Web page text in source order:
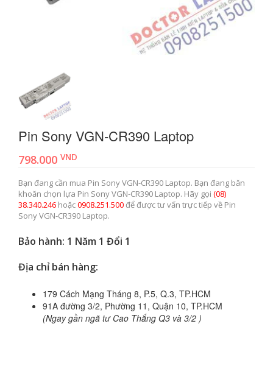
Pin Sony VGN-CR390 Laptop
798.000 VND
Bạn đang cần mua Pin Sony VGN-CR390 Laptop. Bạn đang băn
khoăn chọn lựa Pin Sony VGN-CR390 Laptop. Hãy gọi (08)
38.340.246 hoặc0908.251.500để được tư vấn trực tiếp về Pin
Sony VGN-CR390 Laptop.
Bảo hành: 1 Năm 1 Đổi 1
Địa chỉ bán hàng:
179 Cách Mạng Tháng 8, P.5, Q.3, TP.HCM
91A đường 3/2, Phường 11, Quận 10, TP.HCM
(Ngay gần ngã tư Cao Thắng Q3 và 3/2 )